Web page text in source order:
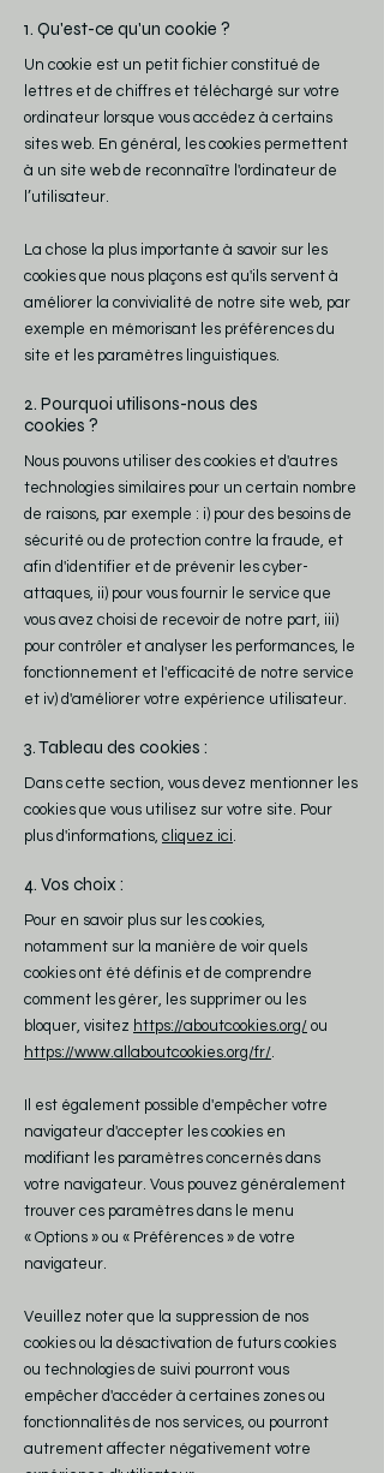
1. Qu'est-ce qu'un cookie ?
Un cookie est un petit fichier constitué de
lettres et de chiffres et téléchargé sur votre
ordinateur lorsque vous accédez à certains
sites web. En général, les cookies permettent
à un site web de reconnaître l'ordinateur de
l’utilisateur.
La chose la plus importante à savoir sur les
cookies que nous plaçons est qu'ils servent à
améliorer la convivialité de notre site web, par
exemple en mémorisant les préférences du
site et les paramètres linguistiques.
2. Pourquoi utilisons-nous des
cookies ?
Nous pouvons utiliser des cookies et d'autres
technologies similaires pour un certain nombre
de raisons, par exemple : i) pour des besoins de
sécurité ou de protection contre la fraude, et
afin d'identifier et de prévenir les cyber-
attaques, ii) pour vous fournir le service que
vous avez choisi de recevoir de notre part, iii)
pour contrôler et analyser les performances, le
fonctionnement et l'efficacité de notre service
et iv) d'améliorer votre expérience utilisateur.
3. Tableau des cookies :
Dans cette section, vous devez mentionner les
cookies que vous utilisez sur votre site. Pour
plus d'informations, cliquez ici.
4. Vos choix :
Pour en savoir plus sur les cookies,
notamment sur la manière de voir quels
cookies ont été définis et de comprendre
comment les gérer, les supprimer ou les
bloquer, visitez https://aboutcookies.org/ ou
https://www.allaboutcookies.org/fr/.
Il est également possible d'empêcher votre
navigateur d'accepter les cookies en
modifiant les paramètres concernés dans
votre navigateur. Vous pouvez généralement
trouver ces paramètres dans le menu
« Options » ou « Préférences » de votre
navigateur.
Veuillez noter que la suppression de nos
cookies ou la désactivation de futurs cookies
ou technologies de suivi pourront vous
empêcher d'accéder à certaines zones ou
fonctionnalités de nos services, ou pourront
autrement affecter négativement votre